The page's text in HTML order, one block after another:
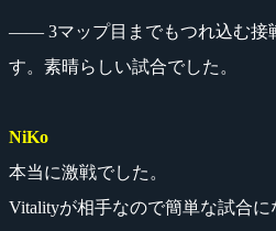
―― 3マップ目までもつれ込む接
す。素晴らしい試合でした。
NiKo
本当に激戦でした。
Vitalityが相手なので簡単な試合